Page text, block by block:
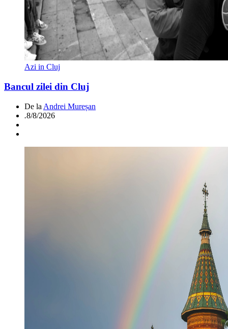
Azi in Cluj
Bancul zilei din Cluj
De la Andrei Mureșan
.8/8/2026